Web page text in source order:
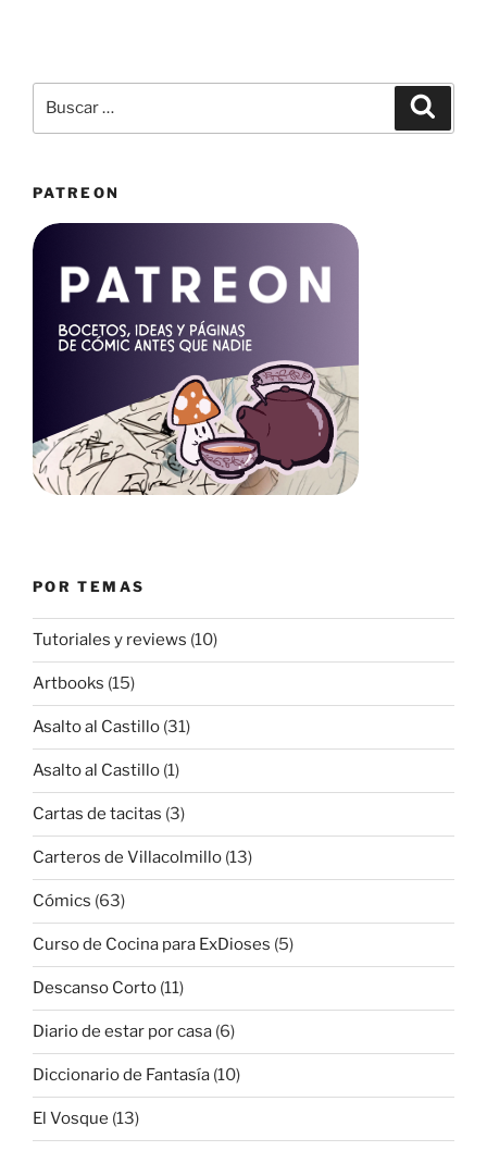
por:
PATREON
POR TEMAS
Tutoriales y reviews (10)
Artbooks (15)
Asalto al Castillo (31)
Asalto al Castillo (1)
Cartas de tacitas (3)
Carteros de Villacolmillo (13)
Cómics (63)
Curso de Cocina para ExDioses (5)
Descanso Corto (11)
Diario de estar por casa (6)
Diccionario de Fantasía (10)
El Vosque (13)